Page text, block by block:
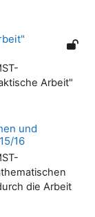
Arbeit"
und
16
die Arbeit